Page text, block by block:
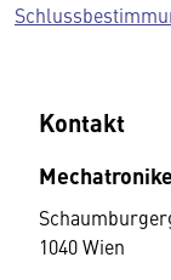
Kontakt
1040 Wien